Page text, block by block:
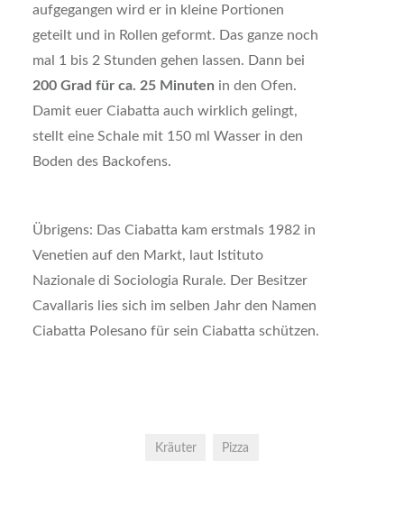
aufgegangen wird er in kleine Portionen
geteilt und in Rollen geformt. Das ganze noch
mal 1 bis 2 Stunden gehen lassen. Dann bei
200 Grad für ca. 25 Minuten in den Ofen.
Damit euer Ciabatta auch wirklich gelingt,
stellt eine Schale mit 150 ml Wasser in den
Boden des Backofens.
Übrigens: Das Ciabatta kam erstmals 1982 in
Venetien auf den Markt, laut Istituto
Nazionale di Sociologia Rurale. Der Besitzer
Cavallaris lies sich im selben Jahr den Namen
Ciabatta Polesano für sein Ciabatta schützen.
Kräuter Pizza